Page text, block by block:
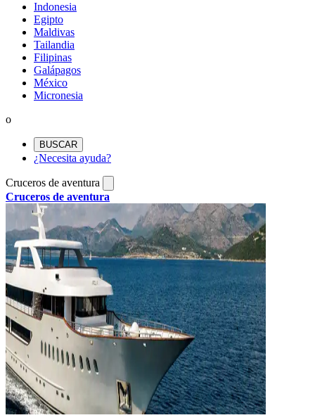
Indonesia
Egipto
Maldivas
Tailandia
Filipinas
Galápagos
México
Micronesia
o
BUSCAR
¿Necesita ayuda?
Cruceros de aventura
Cruceros de aventura